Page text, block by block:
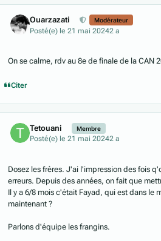
Ouarzazati Modérateur
Posté(e) le 21 mai 20242 a
On se calme, rdv au 8e de finale de la CAN
Citer
Tetouani Membre
Posté(e) le 21 mai 20242 a
Dosez les frères. J'ai l'impression des fois
erreurs. Depuis des années, on fait que
Il y a 6/8 mois c'était Fayad, qui est dans le
maintenant ?
Parlons d'équipe les frangins.